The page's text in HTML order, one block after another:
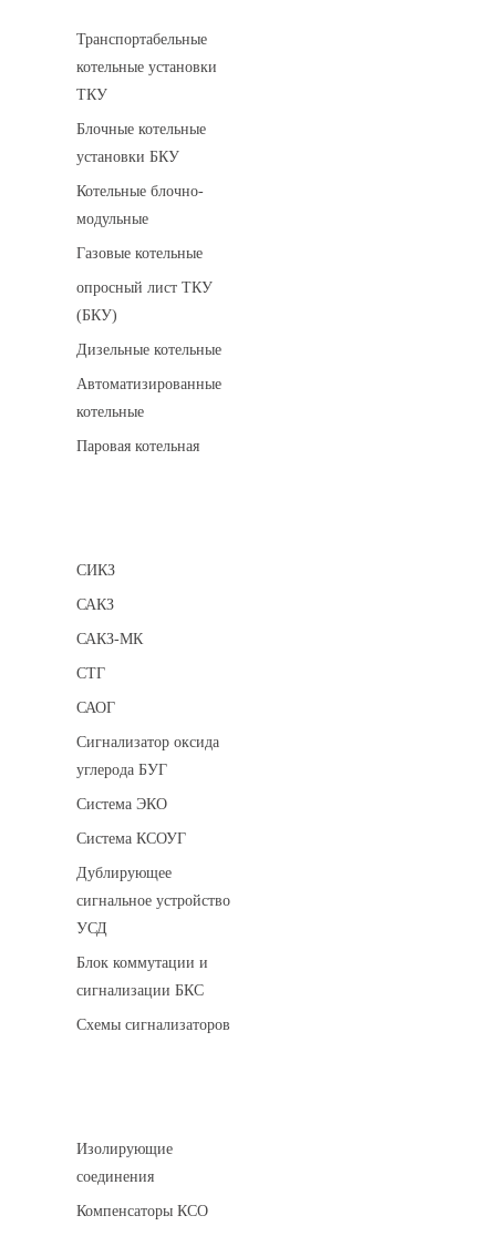
Транспортабельные
котельные установки
ТКУ
Блочные котельные
установки БКУ
Котельные блочно-
модульные
Газовые котельные
опросный лист ТКУ
(БКУ)
Дизельные котельные
Автоматизированные
котельные
Паровая котельная
СИКЗ
САКЗ
САКЗ-МК
СТГ
САОГ
Сигнализатор оксида
углерода БУГ
Система ЭКО
Система КСОУГ
Дублирующее
сигнальное устройство
УСД
Блок коммутации и
сигнализации БКС
Схемы сигнализаторов
Изолирующие
соединения
Компенсаторы КСО